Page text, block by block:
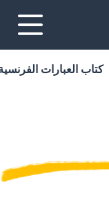
كتاب العبارات